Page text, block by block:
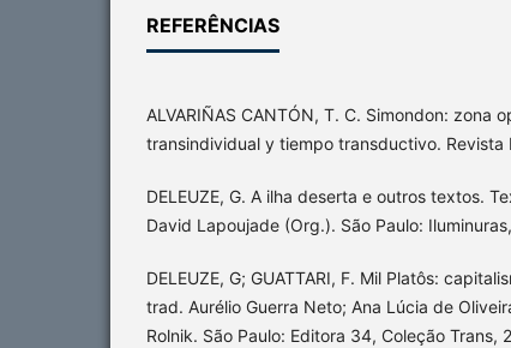
REFERÊNCIAS
ALVARIÑAS CANTÓN, T. C. Simondon: zona
transindividual y tiempo transductivo. Revista
DELEUZE, G. A ilha deserta e outros textos.
David Lapoujade (Org.). São Paulo:
DELEUZE, G; GUATTARI, F. Mil Platôs:
trad. Aurélio Guerra Neto; Ana Lúcia de
Rolnik. São Paulo: Editora 34, Coleção Trans,